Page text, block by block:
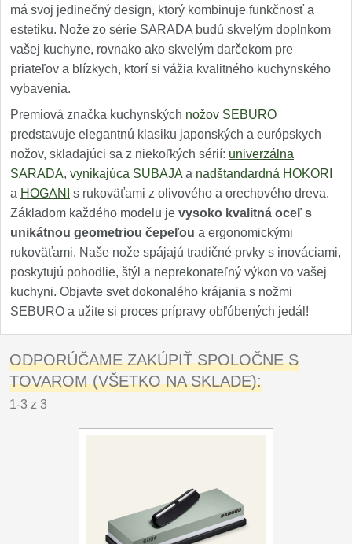
má svoj jedinečný design, ktorý kombinuje funkčnosť a
estetiku. Nože zo série SARADA budú skvelým doplnkom
vašej kuchyne, rovnako ako skvelým darčekom pre
priateľov a blízkych, ktorí si vážia kvalitného kuchynského
vybavenia.
Premiová značka kuchynských nožov SEBURO
predstavuje elegantnú klasiku japonských a európskych
nožov, skladajúci sa z niekoľkých sérií: univerzálna
SARADA, vynikajúca SUBAJA a nadštandardná HOKORI
a HOGANI
s rukoväťami z olivového a orechového dreva.
Základom každého modelu je vysoko kvalitná oceľ s
unikátnou geometriou čepeľou a ergonomickými
rukoväťami. Naše nože spájajú tradičné prvky s inováciami,
poskytujú pohodlie, štýl a neprekonateľný výkon vo vašej
kuchyni. Objavte svet dokonalého krájania s nožmi
SEBURO a užite si proces prípravy obľúbených jedál!
ODPORÚČAME ZAKÚPIŤ SPOLOČNE S
TOVAROM (VŠETKO NA SKLADE):
1-3 z 3